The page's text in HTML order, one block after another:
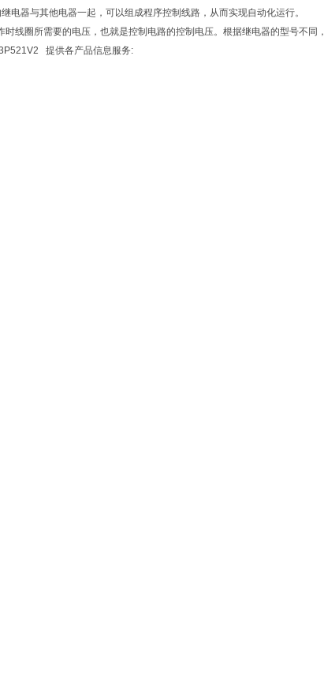
电器与其他电器一起，可以组成程序控制线路，从而实现自动化运行。
线圈所需要的电压，也就是控制电路的控制电压。根据继电器的型号不同，
提供各产品信息服务: